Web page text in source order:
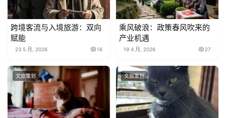
跨境客流与入境旅游：双向
赋能
23 5 月, 2026 16
乘风破浪：政策春风吹来的
产业机遇
19 4 月, 2026 27
文旅策划 文旅策划